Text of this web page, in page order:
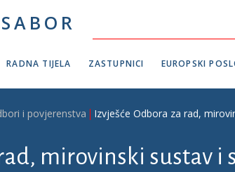
RADNA TIJELA ZASTUPNICI EUROPSKI
i povjerenstva Izvješće Odbora za rad,
mirovinski sustav